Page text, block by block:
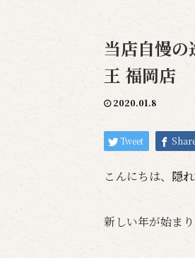
当店自慢
王 福岡店
2020.01.8
Tweet
こんにちは、 隠
新しい年が始ま